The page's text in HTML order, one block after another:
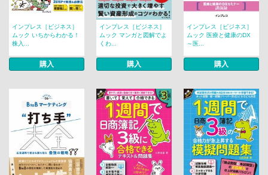
インプレス［ビジネス］
ムック いちからわかる！
株入...
購入
インプレス［ビジネス］
ムック マンガと図解でよ
くわ...
購入
インプレス［ビジネス］
ムック 医療と健康のDX
～医...
購入